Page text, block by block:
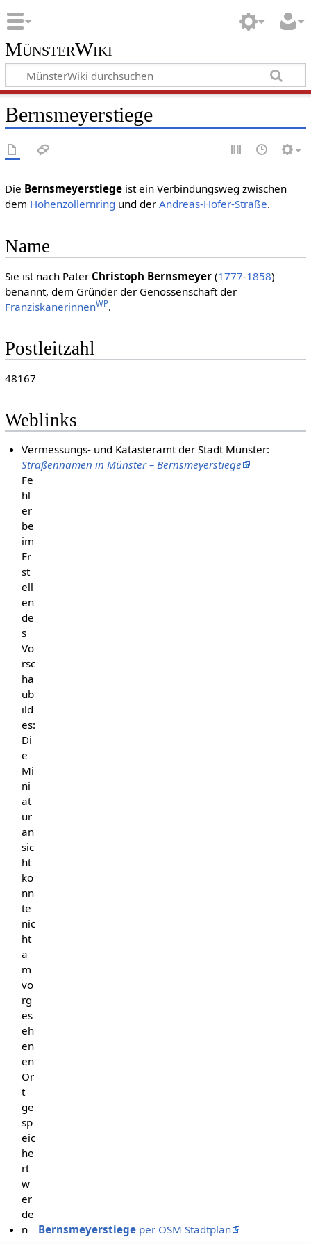
MünsterWiki
Bernsmeyerstiege
Die Bernsmeyerstiegeist ein Verbindungsweg zwischen
dem Hohenzollernring und der Andreas-Hofer-Straße.
Name
Sie ist nach Pater Christoph Bernsmeyer(1777-1858)
benannt, dem Gründer der Genossenschaft der
FranziskanerinnenWP.
Postleitzahl
48167
Weblinks
Vermessungs- und Katasteramt der Stadt Münster:
Straßennamen in Münster – Bernsmeyerstiege
Fe
hl
er
be
im
Er
st
ell
en
de
s
Vo
rsc
ha
ub
ild
es:
Di
e
Mi
ni
at
ur
an
sic
ht
ko
nn
te
nic
ht
a
m
vo
rg
es
eh
en
en
Or
t
ge
sp
eic
he
rt
w
er
de
n
Bernsmeyerstiege per OSM Stadtplan